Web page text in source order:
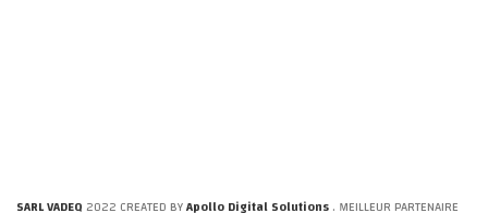
SARL VADEQ 2022 CREATED BYApollo Digital Solutions. MEILLEUR PARTENAIRE